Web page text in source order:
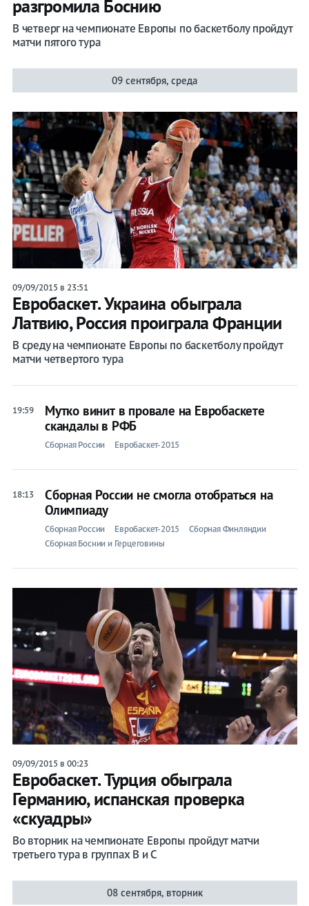
разгромила Боснию
В четверг на чемпионате Европы по баскетболу пройдут
матчи пятого тура
09 сентября, среда
09/09/2015 в 23:51
Евробаскет. Украина обыграла
Латвию, Россия проиграла Франции
В среду на чемпионате Европы по баскетболу пройдут
матчи четвертого тура
19:59
Мутко винит в провале на Евробаскете
скандалы в РФБ
Сборная России Евробаскет-2015
18:13
Сборная России не смогла отобраться на
Олимпиаду
Сборная России Евробаскет-2015
Сборная Финляндии
Сборная Боснии и Герцеговины
09/09/2015 в 00:23
Евробаскет. Турция обыграла
Германию, испанская проверка
«скуадры»
Во вторник на чемпионате Европы пройдут матчи
третьего тура в группах В и С
08 сентября, вторник